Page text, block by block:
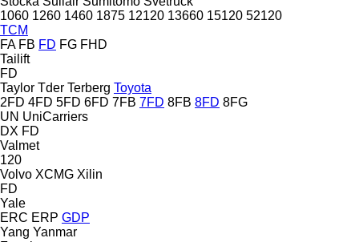
1060 1260 1460 1875 12120 13660 15120 52120
TCM
FA FB FD FG FHD
Tailift
FD
Taylor Tder Terberg Toyota
2FD 4FD 5FD 6FD 7FB 7FD 8FB 8FD 8FG
UN UniCarriers
DX FD
Valmet
120
Volvo XCMG Xilin
FD
Yale
ERC ERP GDP
Yang Yanmar